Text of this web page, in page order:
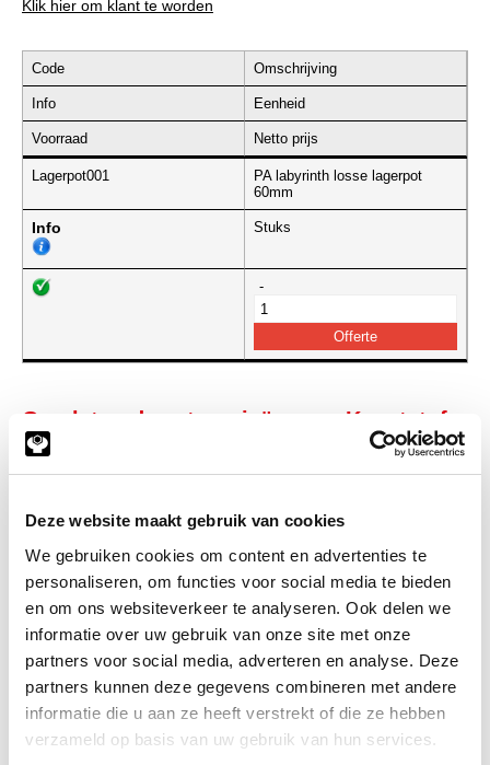
Deze website maakt gebruik van cookies
We gebruiken cookies om content en advertenties te
personaliseren, om functies voor social media te bieden
en om ons websiteverkeer te analyseren. Ook delen we
informatie over uw gebruik van onze site met onze
partners voor social media, adverteren en analyse. Deze
partners kunnen deze gegevens combineren met andere
informatie die u aan ze heeft verstrekt of die ze hebben
verzameld op basis van uw gebruik van hun services.
Klik hier om klant te worden
Code Omschrijving
Info Eenheid
Voorraad Netto prijs
Lagerpot001
PA labyrinth losse lagerpot
60mm
Info Stuks
-
Gerelateerde categorieën voor Kunststof
Lagerpot grijs